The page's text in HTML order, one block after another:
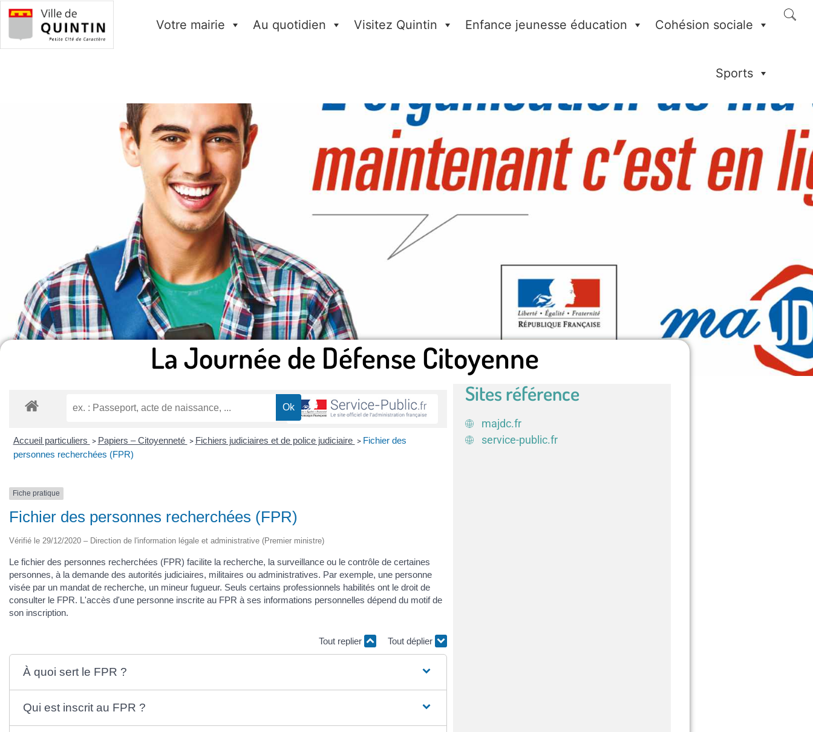
Votre mairie Au quotidien Visitez Quintin Enfance jeunesse éducation Cohésion sociale
Sports
La Journée de Défense Citoyenne
Accueil particuliers > Papiers – Citoyenneté > Fichiers judiciaires et de police judiciaire > Fichier des
personnes recherchées (FPR)
Fiche pratique
Fichier des personnes recherchées (FPR)
Vérifié le 29/12/2020 – Direction de l'information légale et administrative (Premier ministre)
Le fichier des personnes recherchées (FPR) facilite la recherche, la surveillance ou le contrôle de certaines
personnes, à la demande des autorités judiciaires, militaires ou administratives. Par exemple, une personne
visée par un mandat de recherche, un mineur fugueur. Seuls certains professionnels habilités ont le droit de
consulter le FPR. L'accès d'une personne inscrite au FPR à ses informations personnelles dépend du motif de
son inscription.
Tout replier Tout déplier
À quoi sert le FPR ?
Qui est inscrit au FPR ?
Sites référence
majdc.fr
service-public.fr